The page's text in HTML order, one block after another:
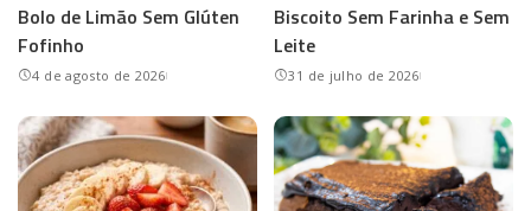
Bolo de Limão Sem Glúten
Fofinho
4 de agosto de 2026
Biscoito Sem Farinha e Sem
Leite
31 de julho de 2026